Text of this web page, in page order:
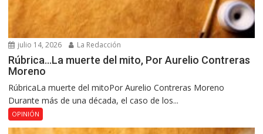
julio 14, 2026 La Redacción
Rúbrica…La muerte del mito, Por Aurelio Contreras
Moreno
RúbricaLa muerte del mitoPor Aurelio Contreras Moreno
Durante más de una década, el caso de los...
OPINIÓN